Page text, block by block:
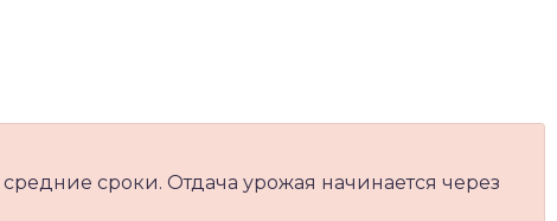
сроки. Отдача урожая начинается через